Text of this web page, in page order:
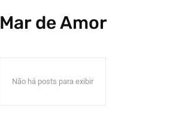
Mar de Amor
Não há posts para exibir